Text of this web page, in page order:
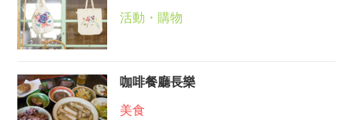
活動・購物
咖啡餐廳長樂
美食